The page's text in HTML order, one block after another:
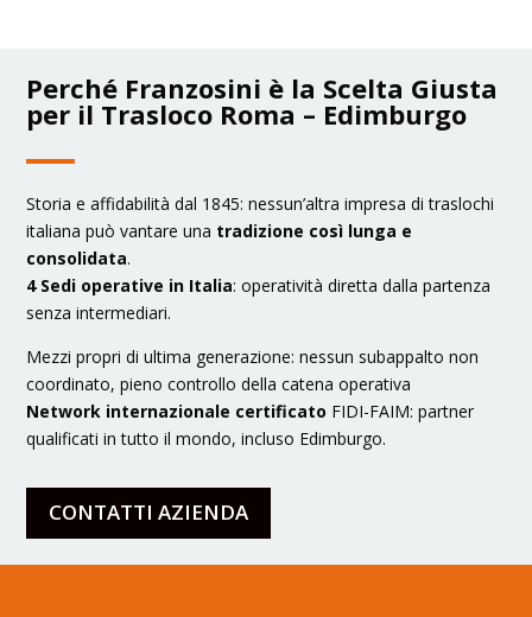
Perché Franzosini è la Scelta Giusta
per il Trasloco Roma – Edimburgo
Storia e affidabilità dal 1845: nessun’altra impresa di traslochi
italiana può vantare una tradizione così lunga e
consolidata.
4 Sedi operative in Italia: operatività diretta dalla partenza
senza intermediari.
Mezzi propri di ultima generazione: nessun subappalto non
coordinato, pieno controllo della catena operativa
Network internazionale certificato FIDI-FAIM: partner
qualificati in tutto il mondo, incluso Edimburgo.
CONTATTI AZIENDA